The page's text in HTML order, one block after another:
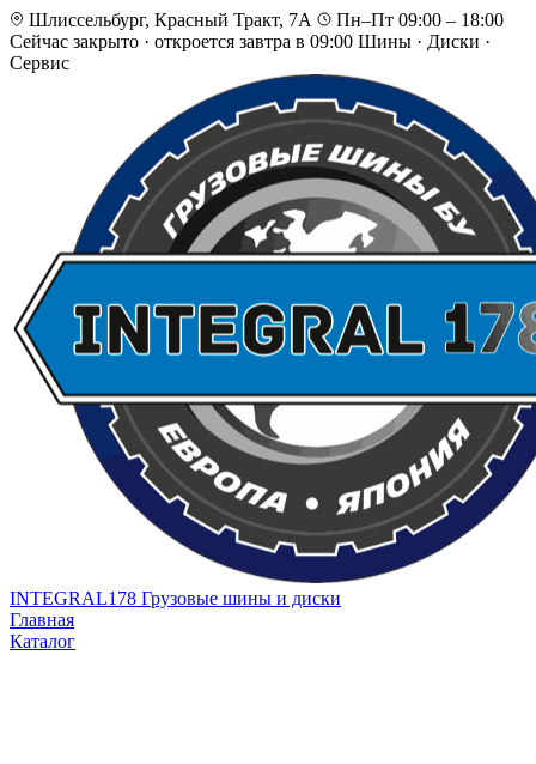
Шлиссельбург, Красный Тракт, 7А
Пн–Пт 09:00 – 18:00
Сейчас закрыто · откроется завтра в 09:00 Шины · Диски ·
Сервис
INTEGRAL178 Грузовые шины и диски
Главная
Каталог